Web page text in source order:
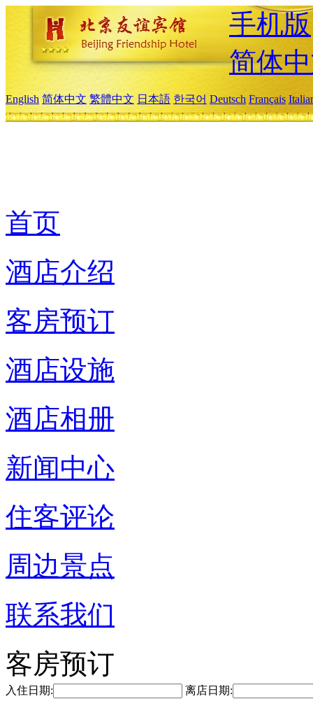
手机版
简体
English 简体中文 繁體中文 日本語 한국어 Deutsch Français
首页
酒店介绍
客房预订
酒店设施
酒店相册
新闻中心
住客评论
周边景点
联系我们
客房预订
入住日期: 离店日期: